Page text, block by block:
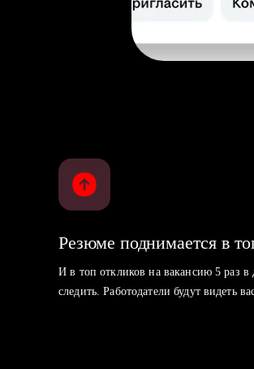
Резюме поднимается в
И в топ откликов на вакансию 5 раз
следить. Работодатели будут видеть